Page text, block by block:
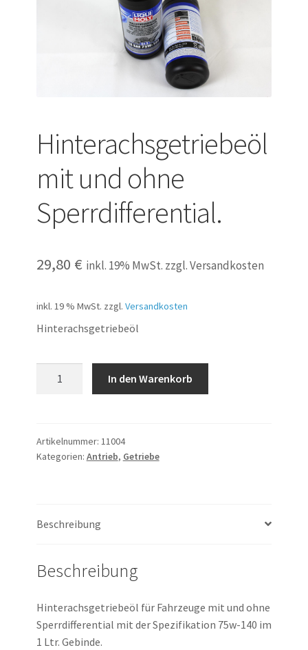
Hinterachsgetriebeöl
mit und ohne
Sperrdifferential.
29,80 € inkl. 19% MwSt. zzgl. Versandkosten
inkl. 19 % MwSt. zzgl. Versandkosten
Hinterachsgetriebeöl
Sperrdifferential.
Menge
In den Warenkorb
Artikelnummer: 11004
Kategorien: Antrieb, Getriebe
Beschreibung
Beschreibung
Hinterachsgetriebeöl für Fahrzeuge mit und ohne
Sperrdifferential mit der Spezifikation 75w-140 im
1 Ltr. Gebinde.